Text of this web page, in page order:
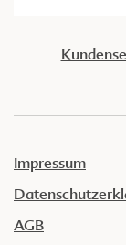
Impressum
AGB